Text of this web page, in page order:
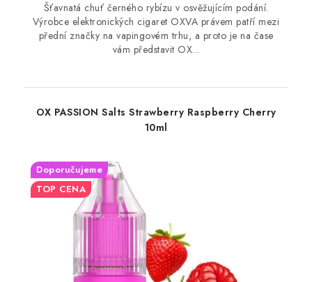
Šťavnatá chuť černého rybízu v osvěžujícím podání.
Výrobce elektronických cigaret OXVA právem patří mezi
přední značky na vapingovém trhu, a proto je na čase
vám představit OX...
OX PASSION Salts Strawberry Raspberry Cherry
10ml
Doporučujeme
TOP CENA